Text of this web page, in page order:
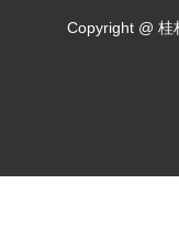
Copyright @